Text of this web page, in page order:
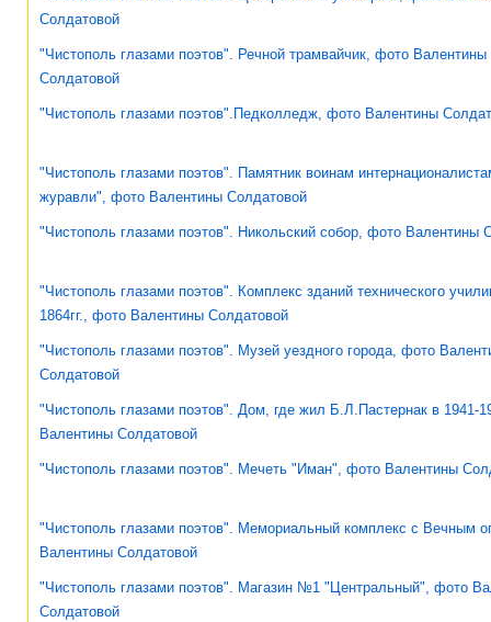
Солдатовой
"Чистополь глазами поэтов". Речной трамвайчик, фото Валентины
Солдатовой
"Чистополь глазами поэтов".Педколледж, фото Валентины
"Чистополь глазами поэтов". Памятник воинам
журавли", фото Валентины Солдатовой
"Чистополь глазами поэтов". Никольский собор, фото Валентины
"Чистополь глазами поэтов". Комплекс зданий технического
1864гг., фото Валентины Солдатовой
"Чистополь глазами поэтов". Музей уездного города, фото
Солдатовой
"Чистополь глазами поэтов". Дом, где жил Б.Л.Пастернак в 1941-
Валентины Солдатовой
"Чистополь глазами поэтов". Мечеть "Иман", фото Валентины
"Чистополь глазами поэтов". Мемориальный комплекс с Вечным
Валентины Солдатовой
"Чистополь глазами поэтов". Магазин №1 "Центральный", фото
Солдатовой